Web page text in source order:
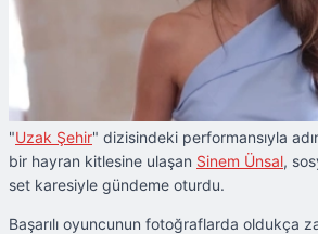
"Uzak Şehir" dizisindeki performansıyla
bir hayran kitlesine ulaşan Sinem Ünsal,
set karesiyle gündeme oturdu.
Başarılı oyuncunun fotoğraflarda oldukça